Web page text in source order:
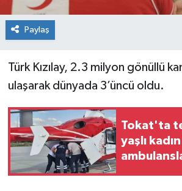
Paylaş
Türk Kızılay, 2.3 milyon gönüllü
ulaşarak dünyada 3’üncü oldu.
Tokat'ta
yaşlı
Tokat Haberleri